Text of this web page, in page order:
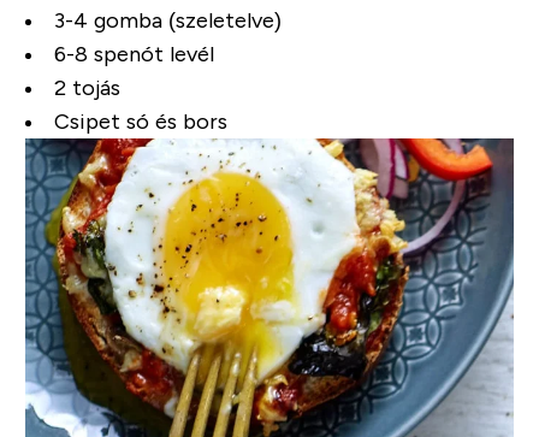
3-4 gomba (szeletelve)
6-8 spenót levél
2 tojás
Csipet só és bors